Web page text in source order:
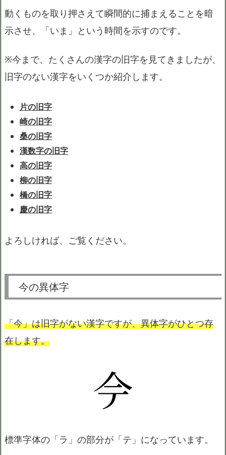
動くものを取り押さえて瞬間的に捕まえることを暗
示させ、「いま」という時間を示すのです。
※今まで、たくさんの漢字の旧字を見てきましたが、
旧字のない漢字をいくつか紹介します。
片の旧字
崎の旧字
桑の旧字
漢数字の旧字
高の旧字
柳の旧字
橋の旧字
慶の旧字
よろしければ、ご覧ください。
今の異体字
「今」は旧字がない漢字ですが、異体字がひとつ存
在します。
標準字体の「ラ」の部分が「テ」になっています。